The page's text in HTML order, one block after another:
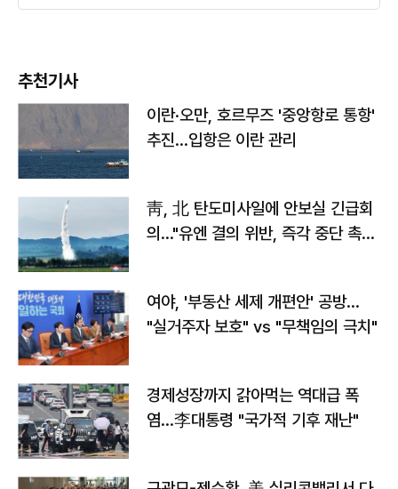
추천기사
이란·오만, 호르무즈 '중앙항로 통항'
추진…입항은 이란 관리
靑, 北 탄도미사일에 안보실 긴급회
의…"유엔 결의 위반, 즉각 중단 촉
여야, '부동산 세제 개편안' 공방…
"실거주자 보호" vs "무책임의 극치"
경제성장까지 갉아먹는 역대급 폭
염…李대통령 "국가적 기후 재난"